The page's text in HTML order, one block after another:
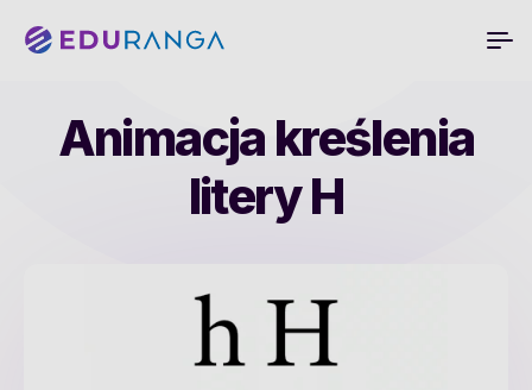
Animacja kreślenia
litery H